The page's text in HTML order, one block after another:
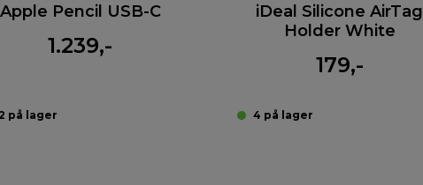
Apple Pencil USB-C
1.239,-
på lager
iDeal Silicone AirTag
Holder White
179,-
4 på lager